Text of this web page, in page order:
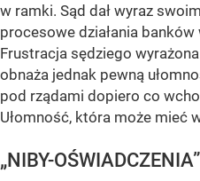
w ramki. Sąd dał wyraz
procesowe działania
Frustracja sędziego
obnaża jednak pewną
pod rządami dopiero co
Ułomność, która może mieć
„NIBY-